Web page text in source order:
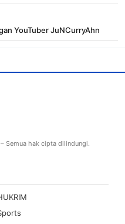
YouTuber JuNCurryAhn
Semua hak cipta dilindungi.